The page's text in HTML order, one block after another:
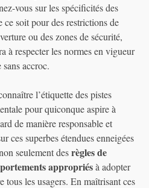
vous sur les spécificités des
soit pour des restrictions de
ou des zones de sécurité,
à respecter les normes en vigueur
accroc.
l’étiquette des pistes
pour quiconque aspire à
de manière responsable et
ces superbes étendues enneigées
seulement desrègles de
appropriésà adopter
tous les usagers. En maîtrisant ces